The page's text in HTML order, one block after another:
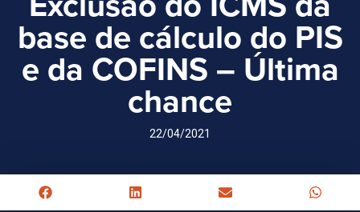
base de cálculo do PIS
e da COFINS – Última
chance
22/04/2021